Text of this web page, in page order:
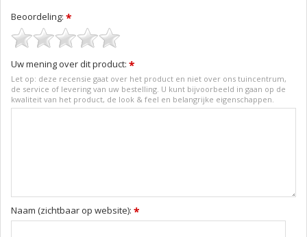
Beoordeling: *
Uw mening over dit product: *
Let op: deze recensie gaat over het product en niet over ons tuincentrum,
de service of levering van uw bestelling. U kunt bijvoorbeeld in gaan op de
kwaliteit van het product, de look & feel en belangrijke eigenschappen.
Naam (zichtbaar op website): *